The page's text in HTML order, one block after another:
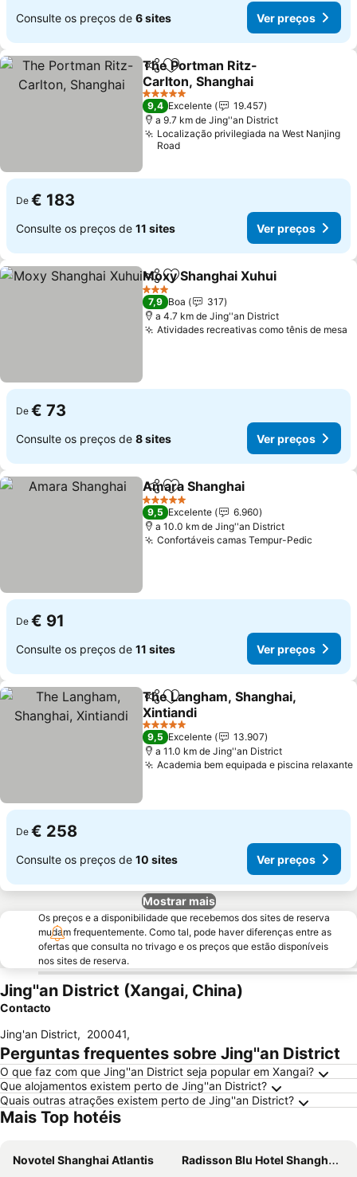
Consulte os preços de 6 sites Ver preços
PartilharAdicionar aos favoritos
The Portman Ritz-
Carlton, Shanghai
Ver preços
5 Estrelas
9,4 Excelente
19.457
a 9.7 km de Jing''an District
Localização privilegiada na West Nanjing
Road
De € 183
Consulte os preços de 11 sites Ver preços
PartilharAdicionar aos favoritos
Moxy Shanghai Xuhui
3 Estrelas
7,9 Boa
317
a 4.7 km de Jing''an District
Atividades recreativas como tênis de mesa
De € 73
Consulte os preços de 8 sites Ver preços
PartilharAdicionar aos favoritos
Amara Shanghai
5 Estrelas
9,5 Excelente
6.960
a 10.0 km de Jing''an District
Confortáveis camas Tempur-Pedic
De € 91
Consulte os preços de 11 sites Ver preços
PartilharAdicionar aos favoritos
The Langham, Shanghai,
Xintiandi
Ver preços
5 Estrelas
9,5 Excelente
13.907
a 11.0 km de Jing''an District
Academia bem equipada e piscina relaxante
De € 258
Consulte os preços de 10 sites Ver preços
Mostrar mais
Os preços e a disponibilidade que recebemos dos sites de reserva
mudam frequentemente. Como tal, pode haver diferenças entre as
ofertas que consulta no trivago e os preços que estão disponíveis
nos sites de reserva.
Jing''an District (Xangai, China)
Contacto
Jing'an District, 200041,
Perguntas frequentes sobre Jing''an District
O que faz com que Jing''an District seja popular em Xangai?
Que alojamentos existem perto de Jing''an District?
Quais outras atrações existem perto de Jing''an District?
Mais Top hotéis
Novotel Shanghai Atlantis
Radisson Blu Hotel Shanghai New World